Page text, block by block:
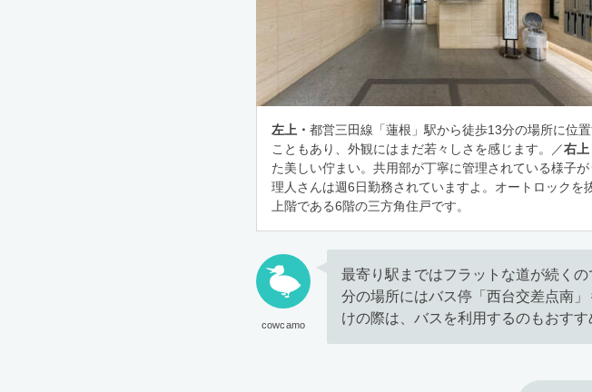
左上・ 都営三田線「蓮根」駅から徒歩13分の場所に位
こともあり、外観にはまだ若々しさを感じます。／右上
た美しい佇まい。共用部が丁寧に管理されている様子
理人さんは週6日勤務されていますよ。オートロックを
上階である6階の三方角住戸です。
cowcamo
最寄り駅まではフラットな道が続く
分の場所にはバス停「西台交差点南
けの際は、バスを利用するのもおす